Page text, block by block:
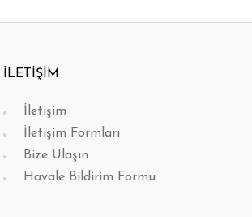
İLETİŞİM
İletişim
İletişim Formları
Bize Ulaşın
Havale Bildirim Formu